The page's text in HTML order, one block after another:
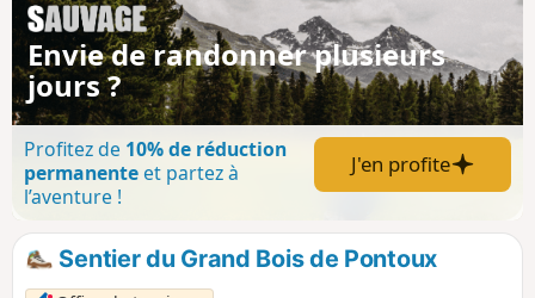
Envie de randonner plusieurs
jours ?
Profitez de 10% de réduction
permanenteet partez à
l’aventure !
J'en profite
Sentier du Grand Bois de Pontoux